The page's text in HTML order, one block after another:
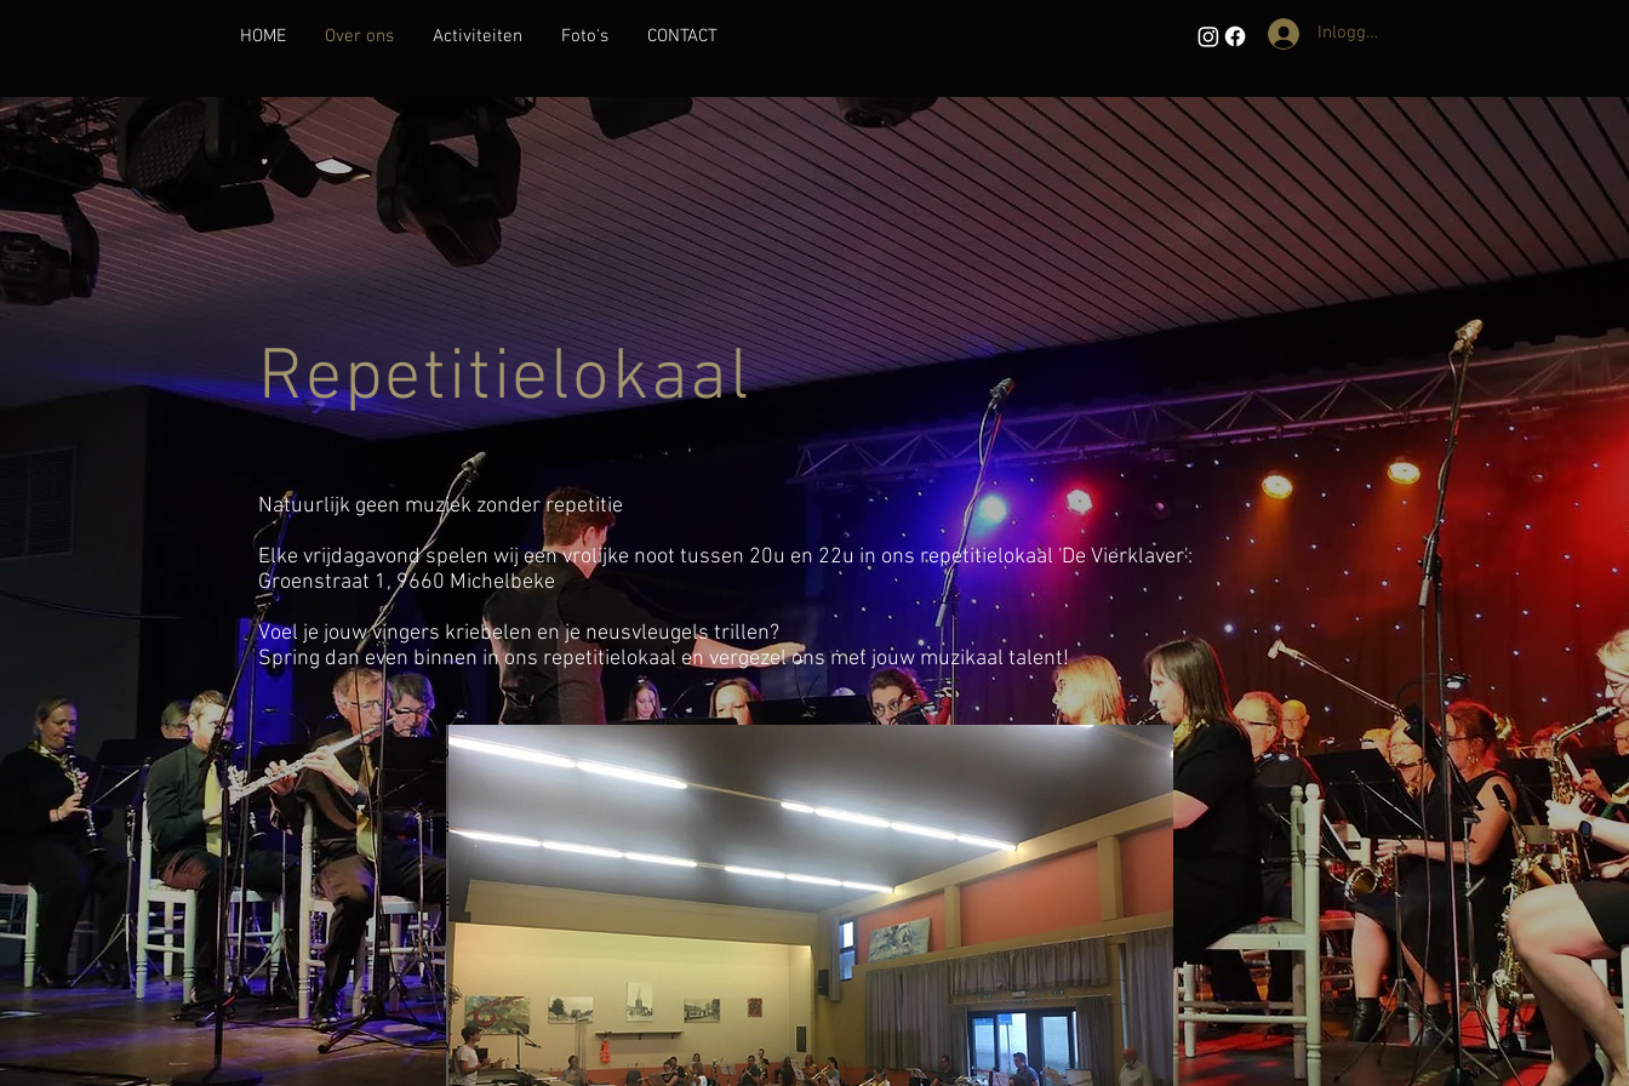
HOME Over ons Activiteiten Foto's CONTACT Inloggen
Repetitielokaal
Natuurlijk geen muziek zonder repetitie
Elke vrijdagavond spelen wij een vrolijke noot tussen 20u en 22u in ons repetitielokaal 'De Vierklaver':
Groenstraat 1, 9660 Michelbeke
Voel je jouw vingers kriebelen en je neusvleugels trillen?
Spring dan even binnen in ons repetitielokaal en vergezel ons met jouw muzikaal talent!